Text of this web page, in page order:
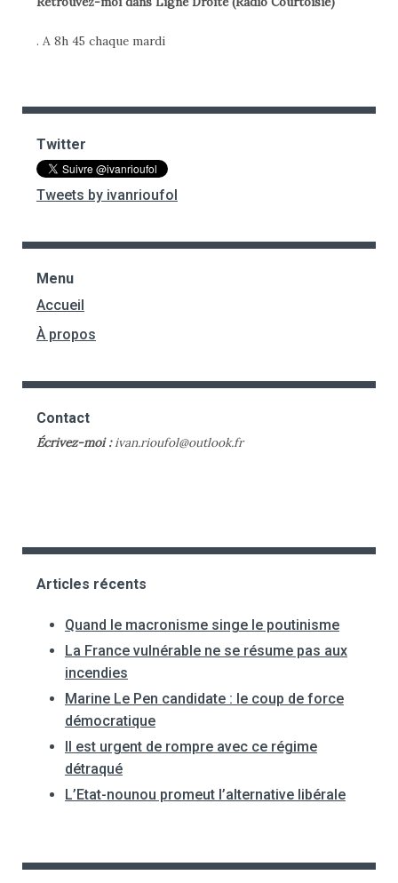
. A 8h 45 chaque mardi
Twitter
Tweets by ivanrioufol
Menu
Accueil
À propos
Contact
Écrivez-moi :ivan.rioufol@outlook.fr
Articles récents
Quand le macronisme singe le poutinisme
La France vulnérable ne se résume pas aux
incendies
Marine Le Pen candidate : le coup de force
démocratique
Il est urgent de rompre avec ce régime
détraqué
L’Etat-nounou promeut l’alternative libérale